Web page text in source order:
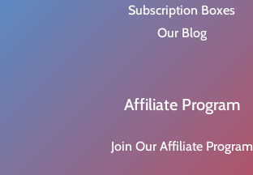
Subscription Boxes
Our Blog
Affiliate Program
Join Our Affiliate Program